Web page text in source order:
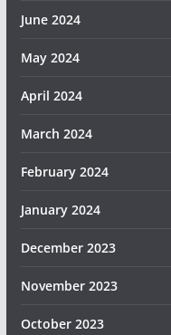
June 2024
May 2024
April 2024
March 2024
February 2024
January 2024
December 2023
November 2023
October 2023